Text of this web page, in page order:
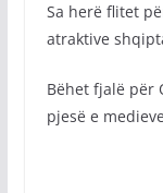
Sa herë flitet
atraktive
Bëhet fjalë për
pjesë e